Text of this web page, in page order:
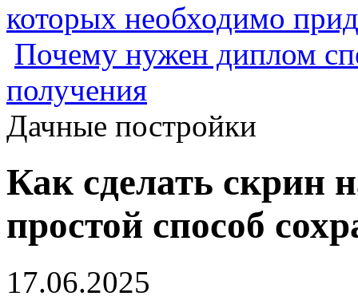
которых необходимо
Почему нужен диплом
получения
Дачные постройки
Как сделать скрин
простой способ
17.06.2025